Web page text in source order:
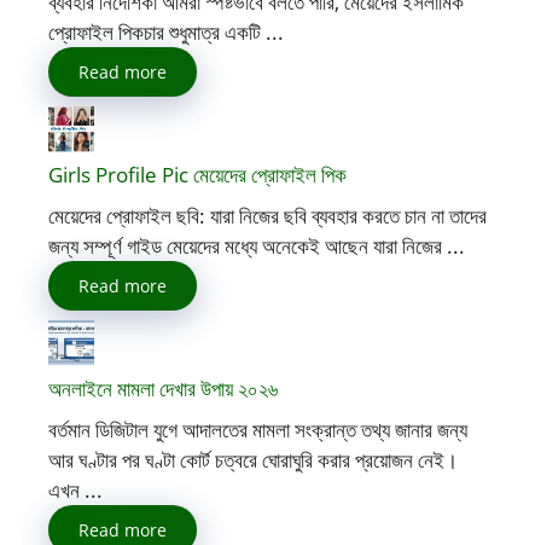
প্রোফাইল পিকচার শুধুমাত্র একটি ...
Read more
Girls Profile Pic মেয়েদের প্রোফাইল পিক
মেয়েদের প্রোফাইল ছবি: যারা নিজের ছবি ব্যবহার করতে চান না তাদের
জন্য সম্পূর্ণ গাইড মেয়েদের মধ্যে অনেকেই আছেন যারা নিজের ...
Read more
অনলাইনে মামলা দেখার উপায় ২০২৬
বর্তমান ডিজিটাল যুগে আদালতের মামলা সংক্রান্ত তথ্য জানার জন্য
আর ঘণ্টার পর ঘণ্টা কোর্ট চত্বরে ঘোরাঘুরি করার প্রয়োজন নেই।
এখন ...
Read more